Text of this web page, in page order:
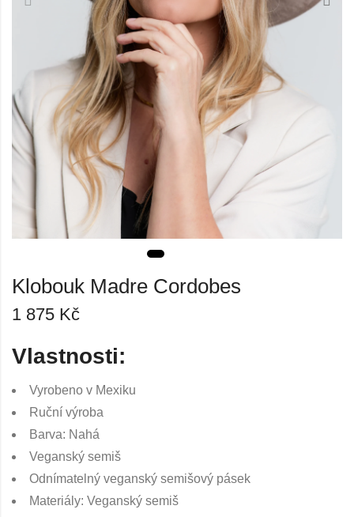
Klobouk Madre Cordobes
1 875 Kč
Vlastnosti:
Vyrobeno v Mexiku
Ruční výroba
Barva: Nahá
Veganský semiš
Odnímatelný veganský semišový pásek
Materiály: Veganský semiš